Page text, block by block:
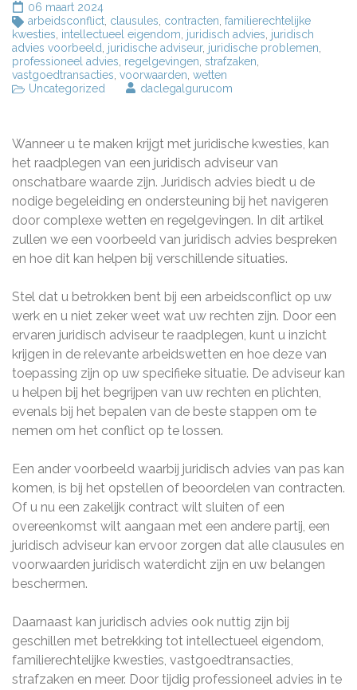
06 maart 2024
arbeidsconflict clausules contracten familierechtelijke
kwesties intellectueel eigendom juridisch advies juridisch
advies voorbeeld
juridische adviseur, juridische problemen
professioneel advies regelgevingen strafzaken
vastgoedtransacties voorwaarden wetten
Uncategorized
daclegalgurucom
Wanneer u te maken krijgt met juridische kwesties, kan
het raadplegen van een juridisch adviseur van
onschatbare waarde zijn. Juridisch advies biedt u de
nodige begeleiding en ondersteuning bij het navigeren
door complexe wetten en regelgevingen. In dit artikel
zullen we een voorbeeld van juridisch advies bespreken
en hoe dit kan helpen bij verschillende situaties.
Stel dat u betrokken bent bij een arbeidsconflict op uw
werk en u niet zeker weet wat uw rechten zijn. Door een
ervaren juridisch adviseur te raadplegen, kunt u inzicht
krijgen in de relevante arbeidswetten en hoe deze van
toepassing zijn op uw specifieke situatie. De adviseur kan
u helpen bij het begrijpen van uw rechten en plichten,
evenals bij het bepalen van de beste stappen om te
nemen om het conflict op te lossen.
Een ander voorbeeld waarbij juridisch advies van pas kan
komen, is bij het opstellen of beoordelen van contracten.
Of u nu een zakelijk contract wilt sluiten of een
overeenkomst wilt aangaan met een andere partij, een
juridisch adviseur kan ervoor zorgen dat alle clausules en
voorwaarden juridisch waterdicht zijn en uw belangen
beschermen.
Daarnaast kan juridisch advies ook nuttig zijn bij
geschillen met betrekking tot intellectueel eigendom,
familierechtelijke kwesties, vastgoedtransacties,
strafzaken en meer. Door tijdig professioneel advies in te